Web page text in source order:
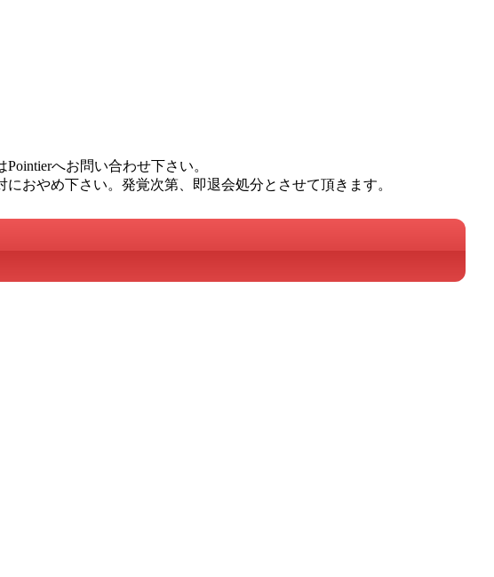
へお問い合わせ下さい。
おやめ下さい。発覚次第、即退会処分とさせて頂きます。